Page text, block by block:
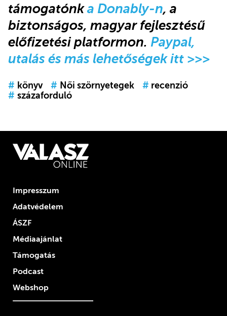
támogatónka Donably-n, a
biztonságos, magyar fejlesztésű
előfizetési platformon. Paypal,
utalás és más lehetőségek itt >>>
# könyv # Női szörnyetegek # recenzió
# százaforduló
Impresszum
Adatvédelem
ÁSZF
Médiaajánlat
Támogatás
Podcast
Webshop